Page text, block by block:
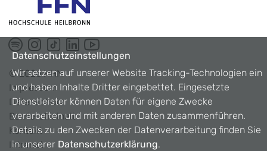
©2026HHN
Impressum
Datenschutz
Barrierefreiheit
Kontakt
Intranet
Datenschutzeinstellungen
Wir setzen auf unserer Website Tracking-Technologien ein
und haben Inhalte Dritter eingebettet. Eingesetzte
Dienstleister können Daten für eigene Zwecke
verarbeiten und mit anderen Daten zusammenführen.
Details zu den Zwecken der Datenverarbeitung finden Sie
in unserer Datenschutzerklärung.